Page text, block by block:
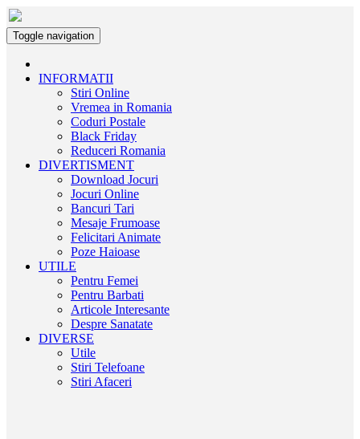
Toggle navigation
INFORMATII
Stiri Online
Vremea in Romania
Coduri Postale
Black Friday
Reduceri Romania
DIVERTISMENT
Download Jocuri
Jocuri Online
Bancuri Tari
Mesaje Frumoase
Felicitari Animate
Poze Haioase
UTILE
Pentru Femei
Pentru Barbati
Articole Interesante
Despre Sanatate
DIVERSE
Utile
Stiri Telefoane
Stiri Afaceri